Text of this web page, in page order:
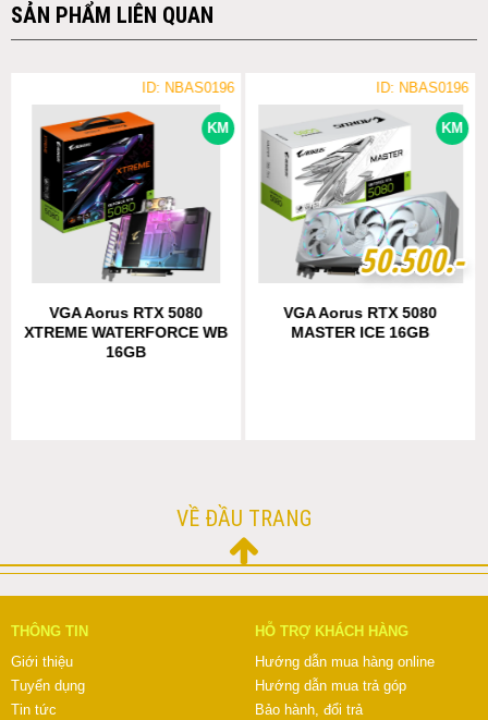
SẢN PHẨM LIÊN QUAN
KM
ID: NBAS0196
VGA Aorus RTX 5080
XTREME WATERFORCE WB
16GB
KM
ID: NBAS0196
50.500.-
50.500.-
VGA Aorus RTX 5080
MASTER ICE 16GB
VỀ ĐẦU TRANG
THÔNG TIN
Giới thiệu
Tuyển dụng
Tin tức
HỖ TRỢ KHÁCH HÀNG
Hướng dẫn mua hàng online
Hướng dẫn mua trả góp
Bảo hành, đổi trả